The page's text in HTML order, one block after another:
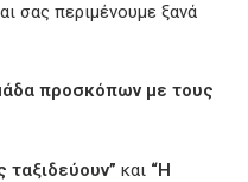
σας περιμένουμε ξανά
προσκόπων με τους
ταξιδεύουν”και “Η